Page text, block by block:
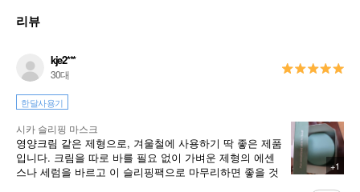
리뷰
kje2***
30대
한달사용기
+1
시카 슬리핑 마스크
영양크림 같은 제형으로, 겨울철에 사용하기 딱 좋은 제품
입니다. 크림을 따로 바를 필요 없이 가벼운 제형의 에센
스나 세럼을 바르고 이 슬리핑팩으로 마무리하면 좋을 것